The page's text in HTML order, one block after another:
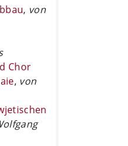
, von
Chor
, von